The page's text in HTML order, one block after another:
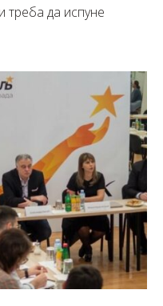
треба да испуне